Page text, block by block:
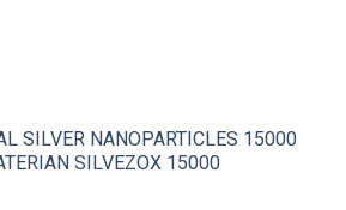
SILVER NANOPARTICLES 15000
SILVEZOX 15000